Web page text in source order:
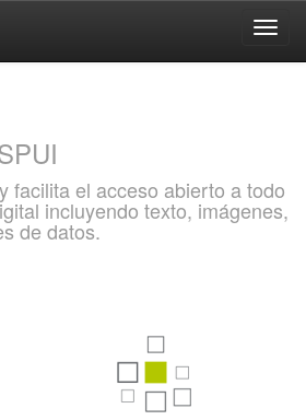
facilita el acceso abierto a todo
incluyendo texto, imágenes,
de datos.